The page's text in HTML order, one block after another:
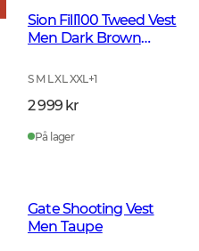
Sion Fill100 Tweed Vest
Men Dark Brown
S M L XL XXL+1
2 999 kr
På lager
Gate Shooting Vest
Men Taupe